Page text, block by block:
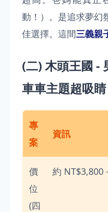
動！）。是追求夢幻
佳選擇。這間三義親
(二) 木頭王國 -
車車主題超吸睛
專
案
資訊
價
位
(四
約 NT$3,800